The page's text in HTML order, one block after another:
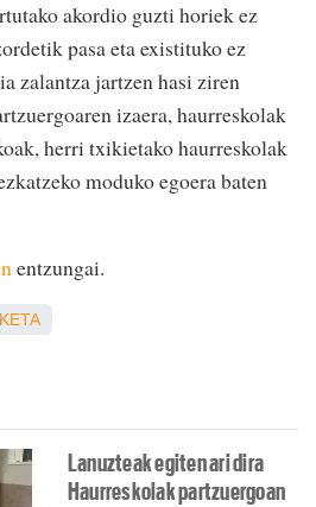
akordio guzti horiek ez
pasa eta existituko ez
zalantza jartzen hasi ziren
izaera, haurreskolak
herri txikietako haurreskolak
moduko egoera baten
entzungai.
Lanuzteak egiten ari dira
Haurreskolak partzuergoan